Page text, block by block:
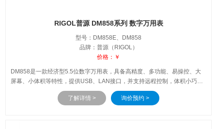
RIGOL普源 DM858系列 数字万用表
型号：DM858E、DM858
品牌：普源（RIGOL）
价格：￥
DM858是一款经济型5.5位数字万用表，具备高精度、多功能、易操控、大
屏幕、小体积等特性，提供USB、LAN接口，并支持远程控制，体积小巧支
持桌面支架，为自动测量而生，是工程师们的不二选择。
了解详情 >
询价预约 >